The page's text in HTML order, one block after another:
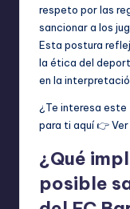
respeto por las
sancionar a los
Esta postura
la ética del
en la
¿Te interesa este
para ti aquí 👉
¿Qué
posible